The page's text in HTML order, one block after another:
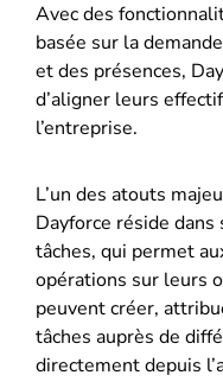
Avec des
basée sur la
et des présences,
d’aligner leurs
l’entreprise.
L’un des atouts
Dayforce réside
tâches, qui permet
opérations sur leurs
peuvent créer,
tâches auprès de
directement depuis